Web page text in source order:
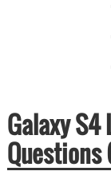
Galaxy S4
Questions